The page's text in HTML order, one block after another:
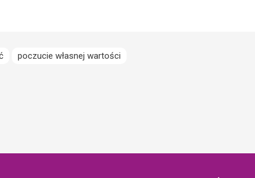
poczucie własnej wartości